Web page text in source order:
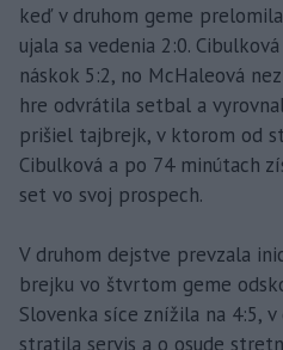
keď v druhom geme
ujala sa vedenia 2:0.
náskok 5:2, no McHaleová
hre odvrátila setbal a
prišiel tajbrejk, v ktorom od
Cibulková a po 74 minútach
set vo svoj prospech.
V druhom dejstve prevzala
brejku vo štvrtom geme
Slovenka síce znížila na 4:5,
stratila servis a o osude